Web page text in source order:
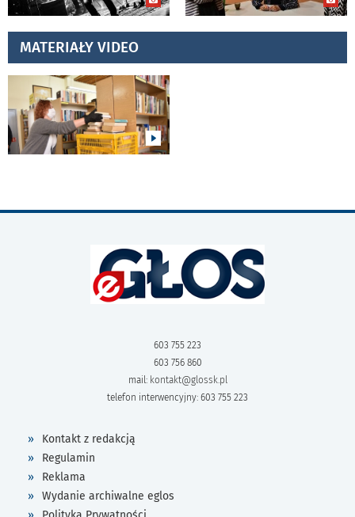
MATERIAŁY VIDEO
603 755 223
603 756 860
mail: kontakt@glossk.pl
telefon interwencyjny: 603 755 223
Kontakt z redakcją
Regulamin
Reklama
Wydanie archiwalne eglos